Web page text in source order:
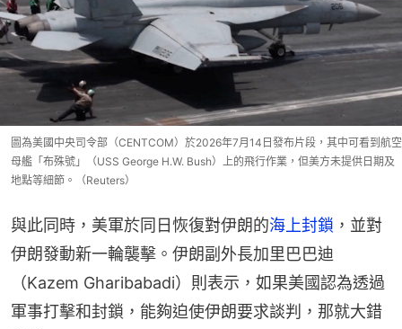
圖為美國中央司令部（CENTCOM）於2026年7月14日發布片段，其中可看到航空
母艦「布殊號」（USS George H.W. Bush）上的飛行作業，但美方未提供日期及
地點等細節。（Reuters）
與此同時，美軍於同日恢復對伊朗的海上封鎖 ，並對
伊朗發動新一輪襲擊。伊朗副外長加里巴巴迪
（Kazem Gharibabadi）則表示，如果美國認為透過
軍事打擊和封鎖，能夠迫使伊朗要求談判，那就大錯